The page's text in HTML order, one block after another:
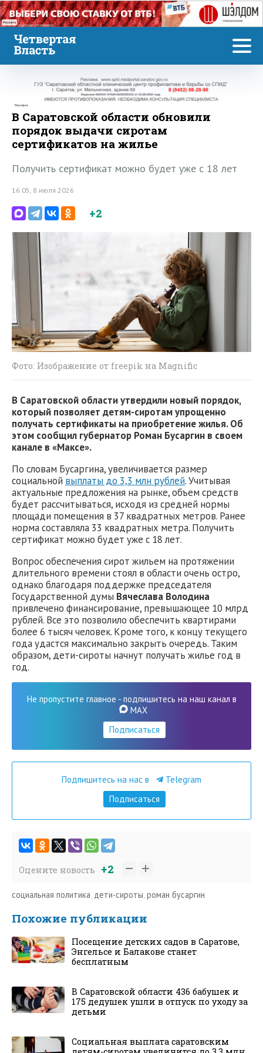
Реклама
Реклама
В Саратовской области обновили
порядок выдачи сиротам
сертификатов на жилье
Получить сертификат можно будет уже с 18 лет
16:05, 8 июля 2026
+2
Фото: Изображение от freepik на Magnific
В Саратовской области утвердили новый порядок,
который позволяет детям-сиротам упрощенно
получать сертификаты на приобретение жилья. Об
этом сообщил губернатор Роман Бусаргин в своем
канале в «Максе».
По словам Бусаргина, увеличивается размер
социальной выплаты до 3,3 млн рублей. Учитывая
актуальные предложения на рынке, объем средств
будет рассчитываться, исходя из средней нормы
площади помещения в 37 квадратных метров. Ранее
норма составляла 33 квадратных метра. Получить
сертификат можно будет уже с 18 лет.
Вопрос обеспечения сирот жильем на протяжении
длительного времени стоял в области очень остро,
однако благодаря поддержке председателя
Государственной думы Вячеслава Володина
привлечено финансирование, превышающее 10 млрд
рублей. Все это позволило обеспечить квартирами
более 6 тысяч человек. Кроме того, к концу текущего
года удастся максимально закрыть очередь. Таким
образом, дети-сироты начнут получать жилье год в
год.
Не пропустите главное - подпишитесь на наш канал в
MAX
Подписаться
Подпишитесь на нас в
Telegram
Подписаться
Оцените новость +2
социальная политика дети-сироты роман бусаргин
Похожие публикации
Посещение детских садов в Саратове,
Энгельсе и Балакове станет
бесплатным
В Саратовской области 436 бабушек и
175 дедушек ушли в отпуск по уходу за
детьми
Социальная выплата саратовским